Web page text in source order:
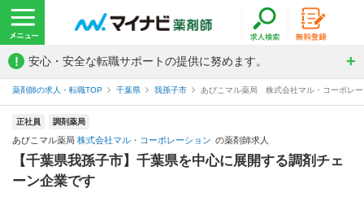
! 安心・安全な転職サポートの提供に努めます。
薬剤師の求人・転職TOP 千葉県 我孫子市 あびこマル薬局 株式会社マル・コーポレ
正社員 調剤薬局
あびこマル薬局 株式会社マル・コーポレーション の薬剤師求人
【千葉県我孫子市】千葉県を中心に展開する調剤チェ
ーン企業です